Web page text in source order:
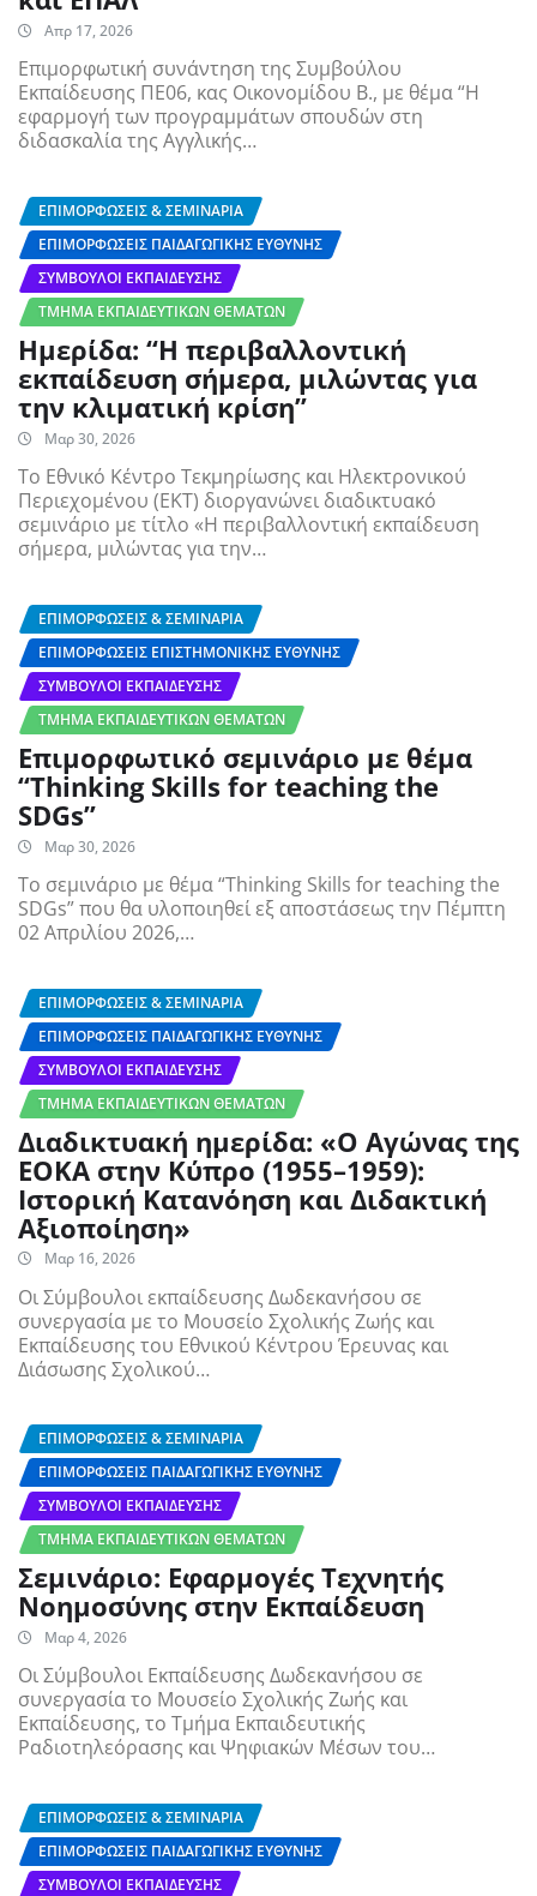
Απρ 17, 2026
Eπιμορφωτική συνάντηση της Συμβούλου
Εκπαίδευσης ΠΕ06, κας Οικονομίδου Β., με θέμα “Η
εφαρμογή των προγραμμάτων σπουδών στη
διδασκαλία της Αγγλικής…
ΕΠΙΜΟΡΦΏΣΕΙΣ & ΣΕΜΙΝΆΡΙΑ
ΕΠΙΜΟΡΦΏΣΕΙΣ ΠΑΙΔΑΓΩΓΙΚΉΣ ΕΥΘΎΝΗΣ
ΣΎΜΒΟΥΛΟΙ ΕΚΠΑΊΔΕΥΣΗΣ
ΤΜΉΜΑ ΕΚΠΑΙΔΕΥΤΙΚΏΝ ΘΕΜΆΤΩΝ
Ημερίδα: “Η περιβαλλοντική
εκπαίδευση σήμερα, μιλώντας για
την κλιματική κρίση”
Μαρ 30, 2026
Το Εθνικό Κέντρο Τεκμηρίωσης και Ηλεκτρονικού
Περιεχομένου (ΕΚΤ) διοργανώνει διαδικτυακό
σεμινάριο με τίτλο «Η περιβαλλοντική εκπαίδευση
σήμερα, μιλώντας για την…
ΕΠΙΜΟΡΦΏΣΕΙΣ & ΣΕΜΙΝΆΡΙΑ
ΕΠΙΜΟΡΦΏΣΕΙΣ ΕΠΙΣΤΗΜΟΝΙΚΉΣ ΕΥΘΎΝΗΣ
ΣΎΜΒΟΥΛΟΙ ΕΚΠΑΊΔΕΥΣΗΣ
ΤΜΉΜΑ ΕΚΠΑΙΔΕΥΤΙΚΏΝ ΘΕΜΆΤΩΝ
Επιμορφωτικό σεμινάριο με θέμα
“Thinking Skills for teaching the
SDGs”
Μαρ 30, 2026
Το σεμινάριο με θέμα “Thinking Skills for teaching the
SDGs” που θα υλοποιηθεί εξ αποστάσεως την Πέμπτη
02 Απριλίου 2026,…
ΕΠΙΜΟΡΦΏΣΕΙΣ & ΣΕΜΙΝΆΡΙΑ
ΕΠΙΜΟΡΦΏΣΕΙΣ ΠΑΙΔΑΓΩΓΙΚΉΣ ΕΥΘΎΝΗΣ
ΣΎΜΒΟΥΛΟΙ ΕΚΠΑΊΔΕΥΣΗΣ
ΤΜΉΜΑ ΕΚΠΑΙΔΕΥΤΙΚΏΝ ΘΕΜΆΤΩΝ
Διαδικτυακή ημερίδα: «Ο Αγώνας της
ΕΟΚΑ στην Κύπρο (1955–1959):
Ιστορική Κατανόηση και Διδακτική
Αξιοποίηση»
Μαρ 16, 2026
Oι Σύμβουλοι εκπαίδευσης Δωδεκανήσου σε
συνεργασία με το Μουσείο Σχολικής Ζωής και
Εκπαίδευσης του Εθνικού Κέντρου Έρευνας και
Διάσωσης Σχολικού…
ΕΠΙΜΟΡΦΏΣΕΙΣ & ΣΕΜΙΝΆΡΙΑ
ΕΠΙΜΟΡΦΏΣΕΙΣ ΠΑΙΔΑΓΩΓΙΚΉΣ ΕΥΘΎΝΗΣ
ΣΎΜΒΟΥΛΟΙ ΕΚΠΑΊΔΕΥΣΗΣ
ΤΜΉΜΑ ΕΚΠΑΙΔΕΥΤΙΚΏΝ ΘΕΜΆΤΩΝ
Σεμινάριο: Εφαρμογές Τεχνητής
Νοημοσύνης στην Εκπαίδευση
Μαρ 4, 2026
Οι Σύμβουλοι Εκπαίδευσης Δωδεκανήσου σε
συνεργασία το Μουσείο Σχολικής Ζωής και
Εκπαίδευσης, το Τμήμα Εκπαιδευτικής
Ραδιοτηλεόρασης και Ψηφιακών Μέσων του…
ΕΠΙΜΟΡΦΏΣΕΙΣ & ΣΕΜΙΝΆΡΙΑ
ΕΠΙΜΟΡΦΏΣΕΙΣ ΠΑΙΔΑΓΩΓΙΚΉΣ ΕΥΘΎΝΗΣ
ΣΎΜΒΟΥΛΟΙ ΕΚΠΑΊΔΕΥΣΗΣ